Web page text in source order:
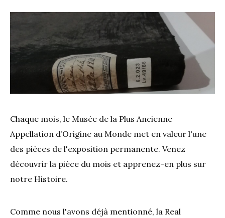
Chaque mois, le Musée de la Plus Ancienne
Appellation d’Origine au Monde met en valeur l'une
des pièces de l'exposition permanente. Venez
découvrir la pièce du mois et apprenez-en plus sur
notre Histoire.
Comme nous l'avons déjà mentionné, la Real